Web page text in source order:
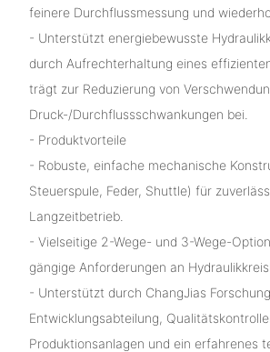
feinere Durchflussmessung und
- Unterstützt energiebewusste
durch Aufrechterhaltung eines
trägt zur Reduzierung von
Druck-/Durchflussschwankungen bei.
- Produktvorteile
- Robuste, einfache mechanische
Steuerspule, Feder, Shuttle) für
Langzeitbetrieb.
- Vielseitige 2-Wege- und 3-Wege-
gängige Anforderungen an
- Unterstützt durch ChangJias
Entwicklungsabteilung,
Produktionsanlagen und ein erfahrenes